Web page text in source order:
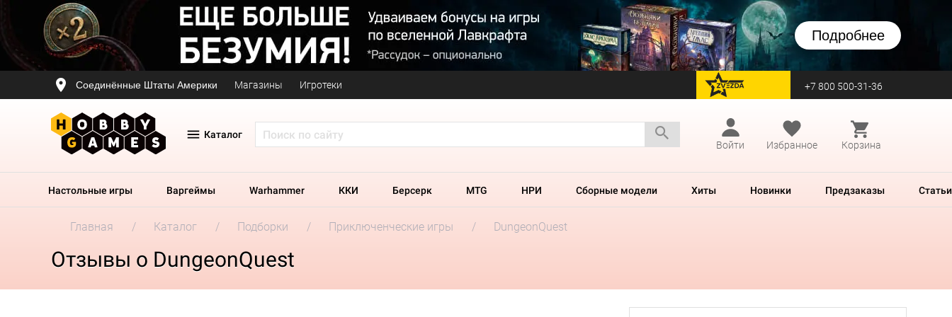
Подробнее
Соединённые Штаты Америки Магазины Игротеки перейти на Zvezda +7 800 500-31-36
Каталог
Войти
Избранное Корзина
Настольные игры Варгеймы Warhammer ККИ Берсерк MTG НРИ Сборные модели Хиты Новинки Предзаказы Статьи
Главная Каталог Подборки Приключенческие игры DungeonQuest
Отзывы о DungeonQuest